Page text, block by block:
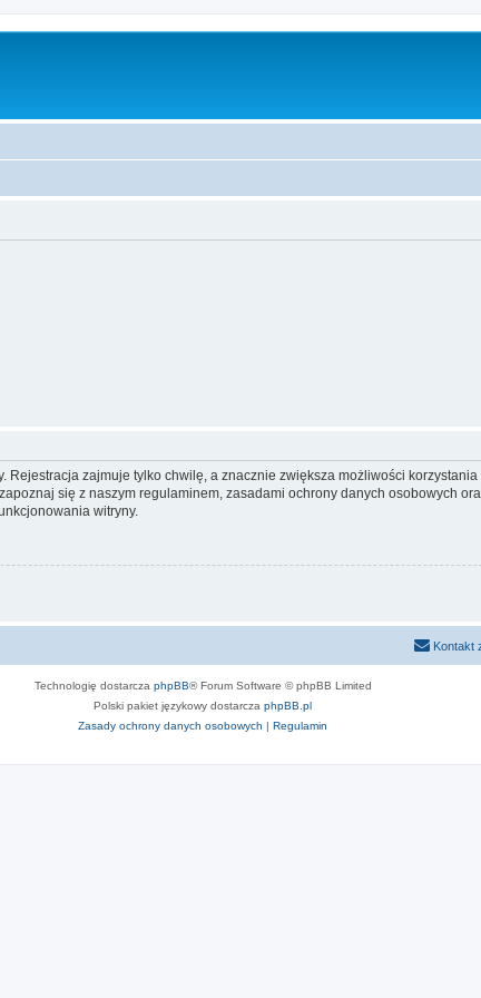
zajmuje tylko chwilę, a znacznie zwiększa możliwości
się z naszym regulaminem, zasadami ochrony danych osobowych
witryny.
Kontakt
Technologię dostarcza phpBB® Forum Software © phpBB Limited
Polski pakiet językowy dostarcza phpBB.pl
Zasady ochrony danych osobowych | Regulamin